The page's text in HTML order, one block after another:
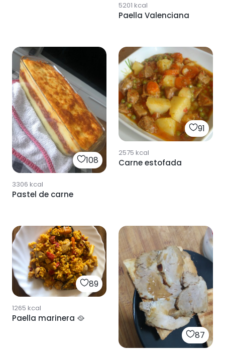
5201 kcal
Paella Valenciana
108
3306 kcal
Pastel de carne
91
2575 kcal
Carne estofada
89
1265 kcal
Paella marinera 🥘
87